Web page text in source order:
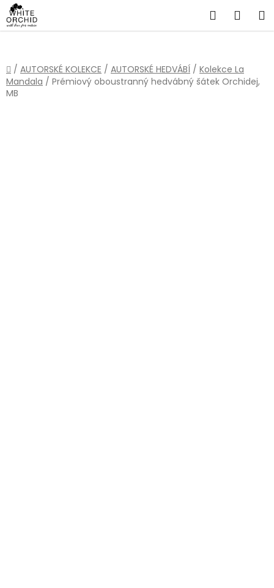
Přejít
na
obsah
Hledat
Domů
/ AUTORSKÉ KOLEKCE / AUTORSKÉ HEDVÁBÍ / Kolekce La
Mandala / Prémiový oboustranný hedvábný šátek Orchidej,
MB